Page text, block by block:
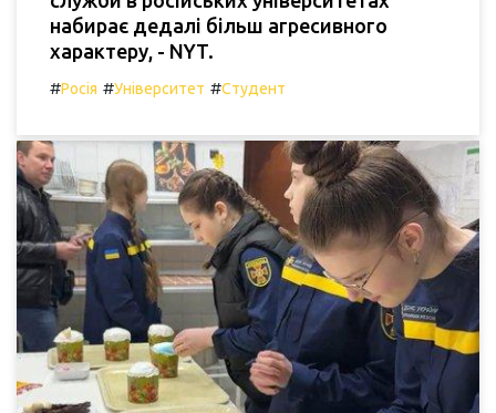
набирає дедалі більш агресивного
характеру, - NYT.
#Росія #Університет #Студент